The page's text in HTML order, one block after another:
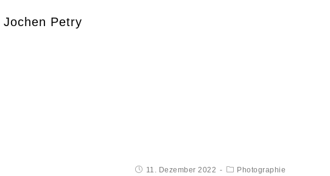
Jochen Petry
11. Dezember 2022 Photographie